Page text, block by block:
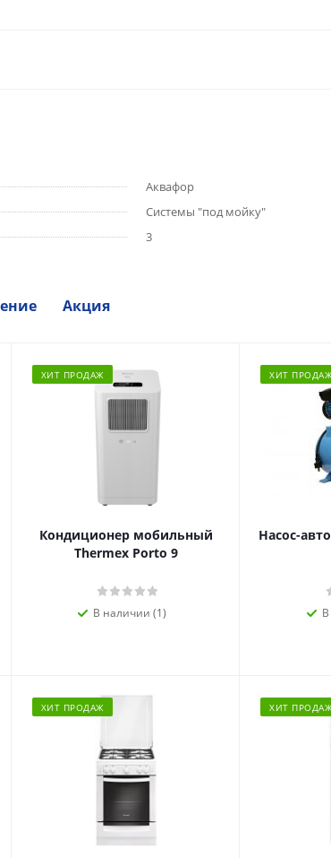
Аквафор
Системы "под мойку"
3
Акция
ХИТ ПРОДАЖ
Кондиционер мобильный
Thermex Porto 9
В наличии (1)
ХИТ
Насос-
ХИТ ПРОДАЖ ХИТ